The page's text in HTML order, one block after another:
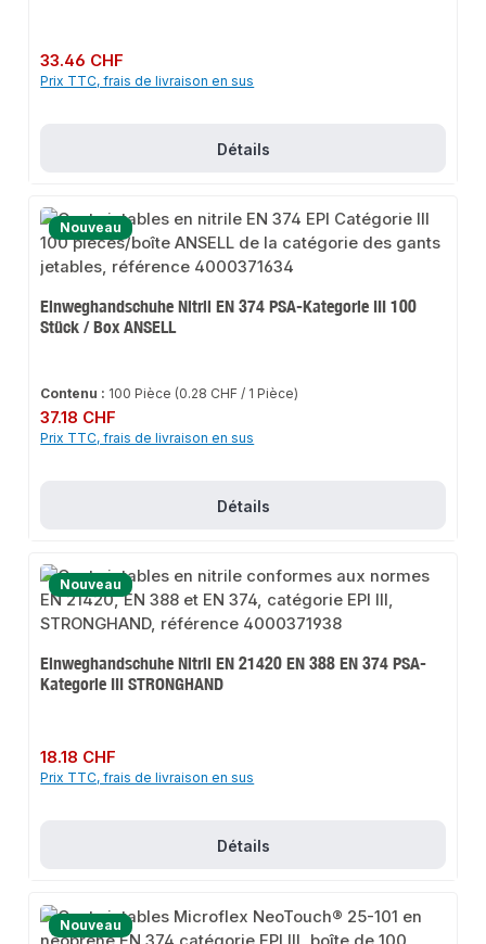
Prix régulier :
33.46 CHF
Prix TTC, frais de livraison en sus
Détails
Nouveau
Einweghandschuhe Nitril EN 374 PSA-Kategorie III 100
Stück / Box ANSELL
Contenu : 100 Pièce (0.28 CHF / 1 Pièce)
Prix régulier :
37.18 CHF
Prix TTC, frais de livraison en sus
Détails
Nouveau
Einweghandschuhe Nitril EN 21420 EN 388 EN 374 PSA-
Kategorie III STRONGHAND
Prix régulier :
18.18 CHF
Prix TTC, frais de livraison en sus
Détails
Nouveau